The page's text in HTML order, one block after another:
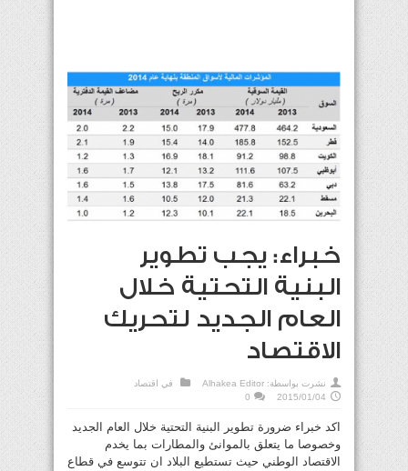
خبراء: يجب تطوير
البنية التحتية خلال
العام الجديد لتحريك
الاقتصاد
نشرت بواسطة: Alhakea Editor في اقتصاد
2015/01/04
0
اكد خبراء ضرورة تطوير البنية التحتية خلال العام الجديد
وخصوصا ما يتعلق بالموانئ والمطارات بما يخدم
الاقتصاد الوطني حيث تستطيع البلاد ان تتوسع في قطاع